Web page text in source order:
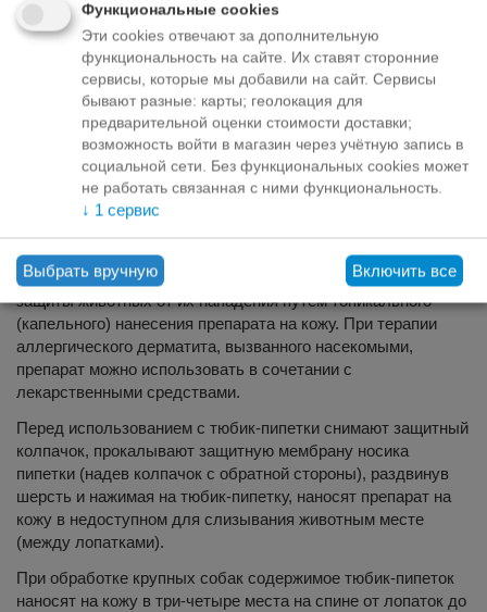
от повторного нападения в течение 30 дней
Убивает блох до укуса. Уничтожает личинки блох в местах
обитания животных
против вшей и власоедов
Адвантикс® – эффективное средствопротив комаров и
москитов: Отпугивает комаров и москитов в течение 4-х
недель после обработки. Снижает риск заболевания
лейшманиозом и дирофиляриозом
«Адвантикс» применяют для уничтожения насекомых и
иксодовых клещей, паразитирующих на собаках, а также
защиты животных от их нападения путем топикального
(капельного) нанесения препарата на кожу. При терапии
аллергического дерматита, вызванного насекомыми,
препарат можно использовать в сочетании с
лекарственными средствами.
Перед использованием с тюбик-пипетки снимают защитный
колпачок, прокалывают защитную мембрану носика
пипетки (надев колпачок с обратной стороны), раздвинув
шерсть и нажимая на тюбик-пипетку, наносят препарат на
кожу в недоступном для слизывания животным месте
(между лопатками).
При обработке крупных собак содержимое тюбик-пипеток
наносят на кожу в три-четыре места на спине от лопаток до
Функциональные cookies
Эти cookies отвечают за дополнительную
функциональность на сайте. Их ставят сторонние
сервисы, которые мы добавили на сайт. Сервисы
бывают разные: карты; геолокация для
предварительной оценки стоимости доставки;
возможность войти в магазин через учётную запись в
социальной сети. Без функциональных cookies может
не работать связанная с ними функциональность.
↓ 1 сервис
Выбрать вручную Включить все